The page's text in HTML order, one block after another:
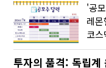
'공
투자의 품격: 독립계